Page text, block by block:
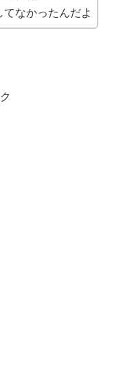
なかったんだよ